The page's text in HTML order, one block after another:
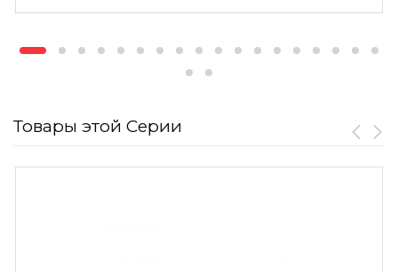
Товары этой Серии